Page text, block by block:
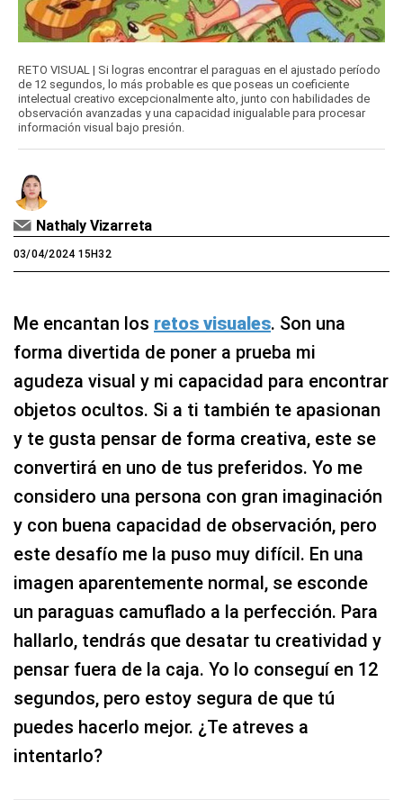
RETO VISUAL | Si logras encontrar el paraguas en el ajustado período
de 12 segundos, lo más probable es que poseas un coeficiente
intelectual creativo excepcionalmente alto, junto con habilidades de
observación avanzadas y una capacidad inigualable para procesar
información visual bajo presión.
Nathaly Vizarreta
03/04/2024 15H32
Me encantan los retos visuales. Son una
forma divertida de poner a prueba mi
agudeza visual y mi capacidad para encontrar
objetos ocultos. Si a ti también te apasionan
y te gusta pensar de forma creativa, este se
convertirá en uno de tus preferidos. Yo me
considero una persona con gran imaginación
y con buena capacidad de observación, pero
este desafío me la puso muy difícil. En una
imagen aparentemente normal, se esconde
un paraguas camuflado a la perfección. Para
hallarlo, tendrás que desatar tu creatividad y
pensar fuera de la caja. Yo lo conseguí en 12
segundos, pero estoy segura de que tú
puedes hacerlo mejor. ¿Te atreves a
intentarlo?